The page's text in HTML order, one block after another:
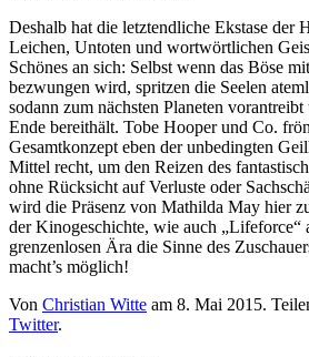
Deshalb hat die letztendliche Ekstase der
Leichen, Untoten und wortwörtlichen
Schönes an sich: Selbst wenn das Böse
bezwungen wird, spritzen die Seelen
sodann zum nächsten Planeten
Ende bereithält. Tobe Hooper und Co.
Gesamtkonzept eben der unbedingten
Mittel recht, um den Reizen des
ohne Rücksicht auf Verluste oder
wird die Präsenz von Mathilda May hier
der Kinogeschichte, wie auch „Lifeforce“
grenzenlosen Ära die Sinne des
macht’s möglich!
Von Christian Witte am 8. Mai 2015.
Twitter.